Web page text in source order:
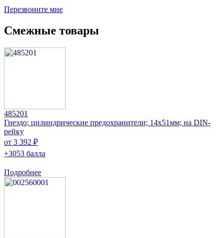
Перезвоните мне
Смежные товары
485201
Гнездо; цилиндрические предохранители; 14x51мм; на DIN-
рейку
от 3 392 ₽
+3053 балла
Подробнее